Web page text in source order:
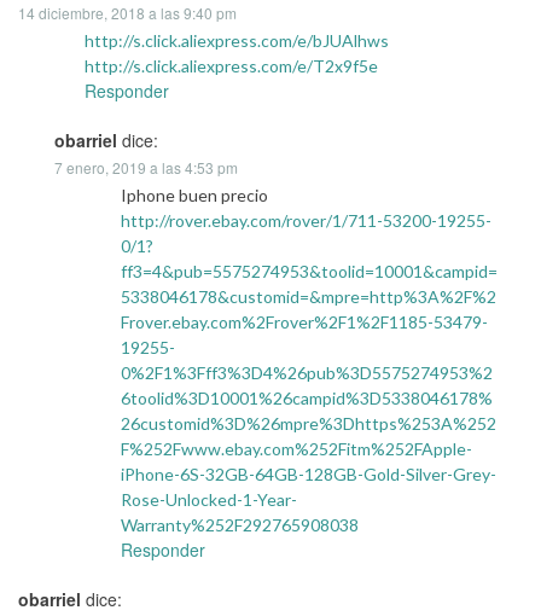
14 diciembre, 2018 a las 9:40 pm
http://s.click.aliexpress.com/e/bJUAlhws
http://s.click.aliexpress.com/e/T2x9f5e
Responder
obarriel dice:
7 enero, 2019 a las 4:53 pm
Iphone buen precio
http://rover.ebay.com/rover/1/711-53200-19255-
0/1?
ff3=4&pub=5575274953&toolid=10001&campid=
5338046178&customid=&mpre=http%3A%2F%2
Frover.ebay.com%2Frover%2F1%2F1185-53479-
19255-
0%2F1%3Fff3%3D4%26pub%3D5575274953%2
6toolid%3D10001%26campid%3D5338046178%
26customid%3D%26mpre%3Dhttps%253A%252
F%252Fwww.ebay.com%252Fitm%252FApple-
iPhone-6S-32GB-64GB-128GB-Gold-Silver-Grey-
Rose-Unlocked-1-Year-
Warranty%252F292765908038
Responder
obarriel dice: